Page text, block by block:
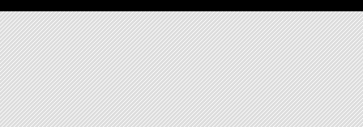
(５)個人情報を与えな
個人情報を与えること
一部をご提供いただけ
達成できない場合があ